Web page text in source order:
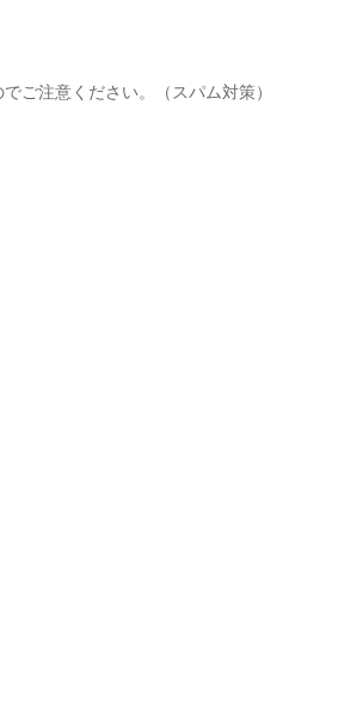
ご注意ください。（スパム対策）